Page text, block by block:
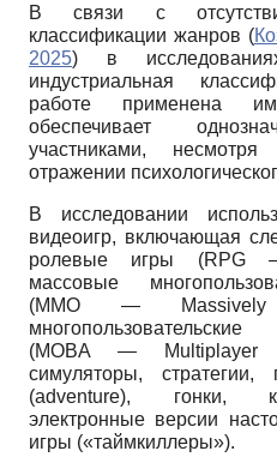
В связи с
классификации жанров (
2025) в
индустриальная
работе применена
обеспечивает
участниками,
отражении
В исследовании
видеоигр, включающая
ролевые игры (RPG
массовые
(MMO — Massively
(MOBA — Multiplayer
симуляторы, стратегии,
(adventure), гонки,
электронные версии
игры («таймкиллеры»).